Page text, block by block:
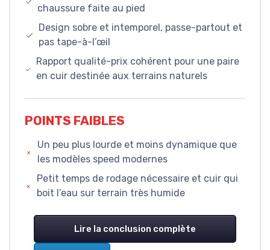
chaussure faite au pied
Design sobre et intemporel, passe-partout et
pas tape-à-l’œil
Rapport qualité-prix cohérent pour une paire
en cuir destinée aux terrains naturels
POINTS FAIBLES
Un peu plus lourde et moins dynamique que
les modèles speed modernes
Petit temps de rodage nécessaire et cuir qui
boit l’eau sur terrain très humide
Lire la conclusion complète